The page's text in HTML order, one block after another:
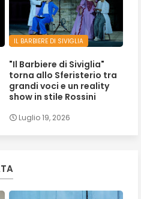
IL BARBIERE DI SIVIGLIA
"Il Barbiere di Siviglia"
torna allo Sferisterio tra
grandi voci e un reality
show in stile Rossini
Luglio 19, 2026